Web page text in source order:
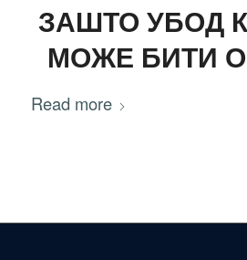
ЗАШТО УБОД
МОЖЕ БИТИ
Read more